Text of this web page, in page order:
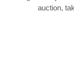
auction,